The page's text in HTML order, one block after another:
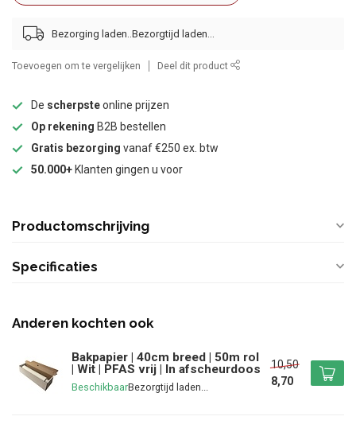
Bezorging laden..
Toevoegen om te vergelijken Deel dit product
De scherpsteonline prijzen
Op rekening B2B bestellen
Gratis bezorging vanaf €250 ex. btw
50.000+ Klanten gingen u voor
Productomschrijving
Specificaties
Anderen kochten ook
Bakpapier | 40cm breed | 50m rol
| Wit | PFAS vrij | In afscheurdoos
Beschikbaar
10,50
8,70